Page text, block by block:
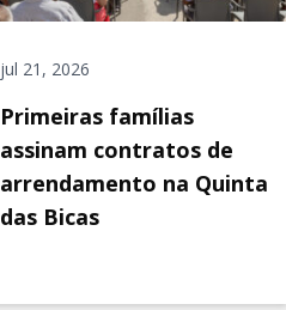
jul 21, 2026
Primeiras famílias
assinam contratos de
arrendamento na Quinta
das Bicas